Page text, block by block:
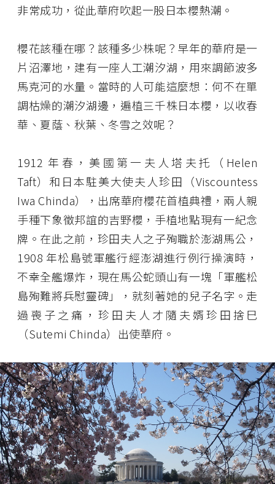
非常成功，從此華府吹起一股日本櫻熱潮。
櫻花該種在哪？該種多少株呢？早年的華府是一
片沼澤地，建有一座人工潮汐湖，用來調節波多
馬克河的水量。當時的人可能這麼想：何不在單
調枯燥的潮汐湖邊，遍植三千株日本櫻，以收春
華、夏蔭、秋葉、冬雪之效呢？
1912 年春，美國第一夫人塔夫托（Helen
Taft）和日本駐美大使夫人珍田（Viscountess
Iwa Chinda），出席華府櫻花首植典禮，兩人親
手種下象徵邦誼的吉野櫻，手植地點現有一紀念
牌。在此之前，珍田夫人之子殉職於澎湖馬公，
1908 年松島號軍艦行經澎湖進行例行操演時，
不幸全艦爆炸，現在馬公蛇頭山有一塊「軍艦松
島殉難將兵慰靈碑」，就刻著她的兒子名字。走
過喪子之痛，珍田夫人才隨夫婿珍田捨巳
（Sutemi Chinda）出使華府。